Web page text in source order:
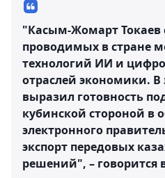
"Касым-Жомарт Токаев
проводимых в стране
технологий ИИ и
отраслей экономики. В
выразил готовность
кубинской стороной в
электронного
экспорт передовых
решений", – говорится